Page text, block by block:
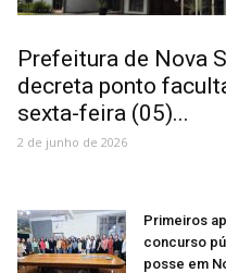
Prefeitura de Nova
decreta ponto
sexta-feira (05)...
2 de junho de 2026
Primeiros
concurso
posse em